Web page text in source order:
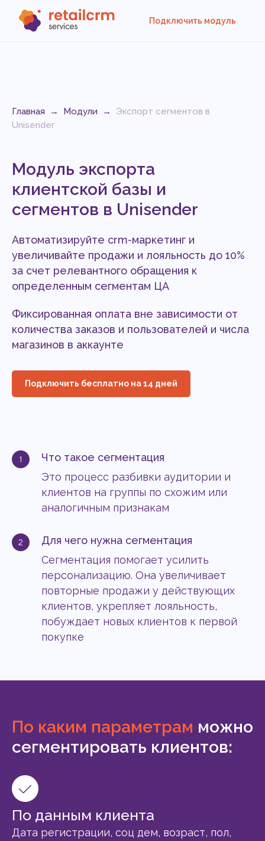
Подключить модуль
Главная → Модули →
Экспорт сегментов в
Unisender
Модуль экспорта
клиентской базы и
сегментов в Unisender
Автоматизируйте crm-маркетинг и
увеличивайте продажи и лояльность до 10%
за счет релевантного обращения к
определенным сегментам ЦА
Фиксированная оплата вне зависимости от
количества заказов и пользователей и числа
магазинов в аккаунте
Подключить бесплатно на 14 дней
Что такое сегментация
Это процесс разбивки аудитории и
клиентов на группы по схожим или
аналогичным признакам
Для чего нужна сегментация
Сегментация помогает усилить
персонализацию. Она увеличивает
повторные продажи у действующих
клиентов, укрепляет лояльность,
побуждает новых клиентов к первой
покупке
По каким параметрам можно
сегментировать клиентов:
По данным клиента
Дата регистрации, соц дем, возраст, пол,